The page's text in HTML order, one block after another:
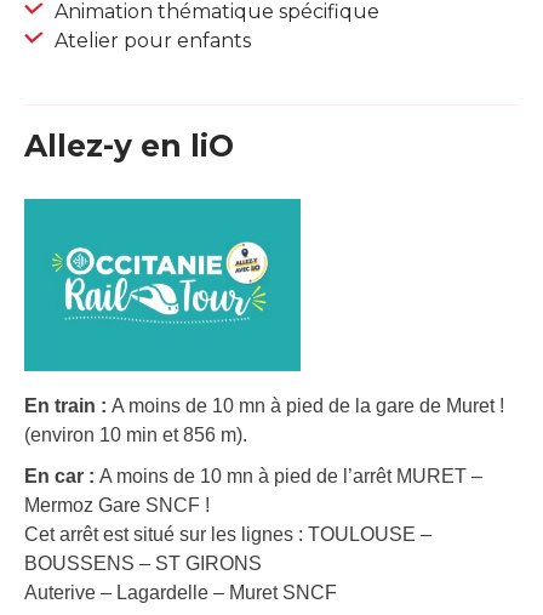
Animation thématique spécifique
Atelier pour enfants
Allez-y en liO
En train : A moins de 10 mn à pied de la gare de Muret !
(environ 10 min et 856 m).
En car : A moins de 10 mn à pied de l’arrêt MURET –
Mermoz Gare SNCF !
Cet arrêt est situé sur les lignes : TOULOUSE –
BOUSSENS – ST GIRONS
Auterive – Lagardelle – Muret SNCF